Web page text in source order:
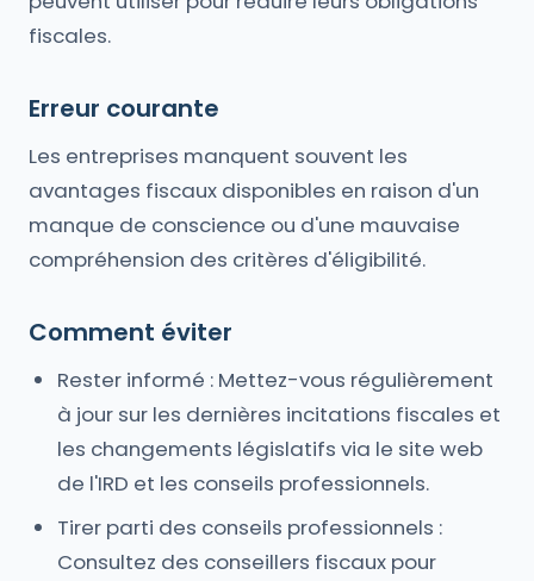
fiscales.
Erreur courante
Les entreprises manquent souvent les
avantages fiscaux disponibles en raison d'un
manque de conscience ou d'une mauvaise
compréhension des critères d'éligibilité.
Comment éviter
Rester informé : Mettez-vous régulièrement
à jour sur les dernières incitations fiscales et
les changements législatifs via le site web
de l'IRD et les conseils professionnels.
Tirer parti des conseils professionnels :
Consultez des conseillers fiscaux pour